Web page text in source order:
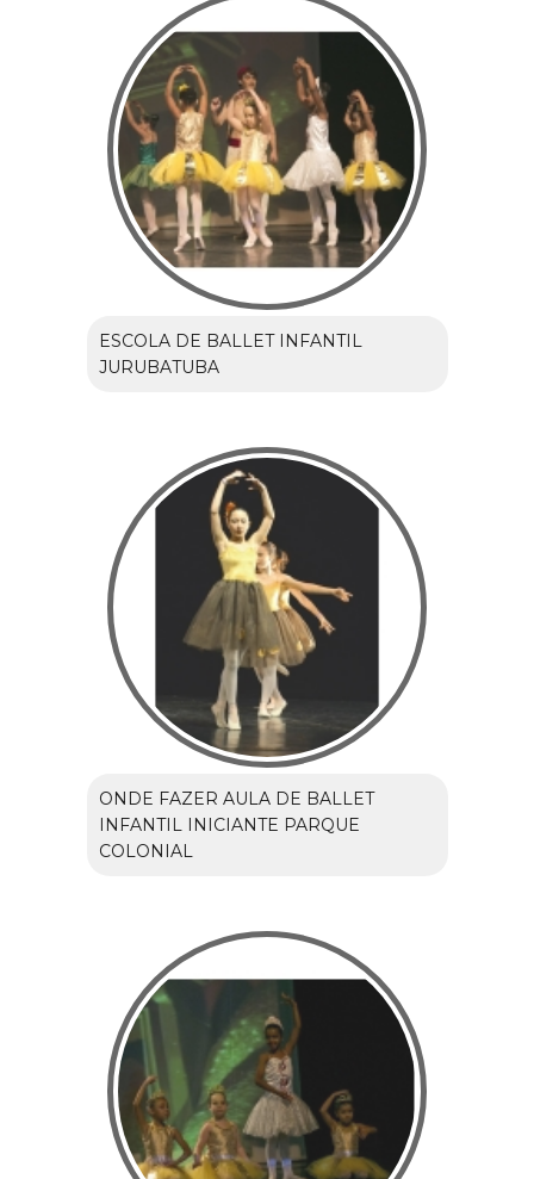
ESCOLA DE BALLET INFANTIL
JURUBATUBA
ONDE FAZER AULA DE BALLET
INFANTIL INICIANTE PARQUE
COLONIAL